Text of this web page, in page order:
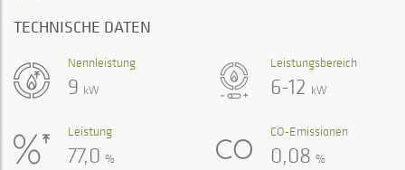
TECHNISCHE DATEN
Leistungsbereich
6-12 kW
Nennleistung
9 kW
Leistung
77,0 %
CO-Emissionen
0,08 %